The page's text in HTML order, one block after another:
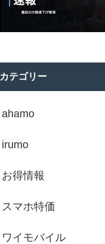
カテゴリー
ahamo
irumo
お得情報
スマホ特価
ワイモバイル